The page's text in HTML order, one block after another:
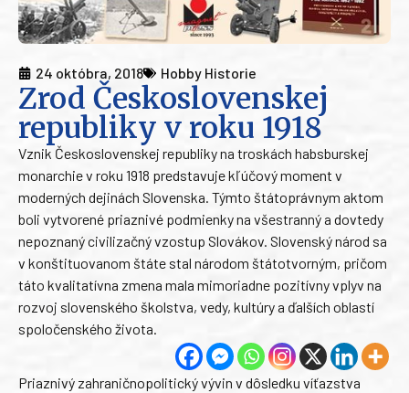
24 októbra, 2018 Hobby Historie
Zrod Československej
republiky v roku 1918
Vznik Československej republiky na troskách habsburskej
monarchie v roku 1918 predstavuje kľúčový moment v
moderných dejinách Slovenska. Týmto štátoprávnym aktom
boli vytvorené priaznivé podmienky na všestranný a dovtedy
nepoznaný civilizačný vzostup Slovákov. Slovenský národ sa
v konštituovanom štáte stal národom štátotvorným, pričom
táto kvalitatívna zmena mala mimoriadne pozitívny vplyv na
rozvoj slovenského školstva, vedy, kultúry a ďalších oblastí
spoločenského života.
Priaznivý zahraničnopolitický vývin v dôsledku víťazstva